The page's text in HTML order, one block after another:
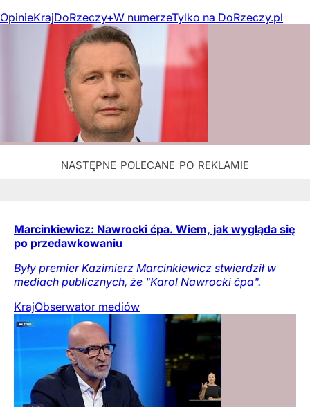
OpinieKrajDoRzeczy+W numerzeTylko na DoRzeczy.pl
Marcinkiewicz: Nawrocki ćpa. Wiem, jak wygląda się
po przedawkowaniu
Były premier Kazimierz Marcinkiewicz stwierdził w
mediach publicznych, że "Karol Nawrocki ćpa".
KrajObserwator mediów